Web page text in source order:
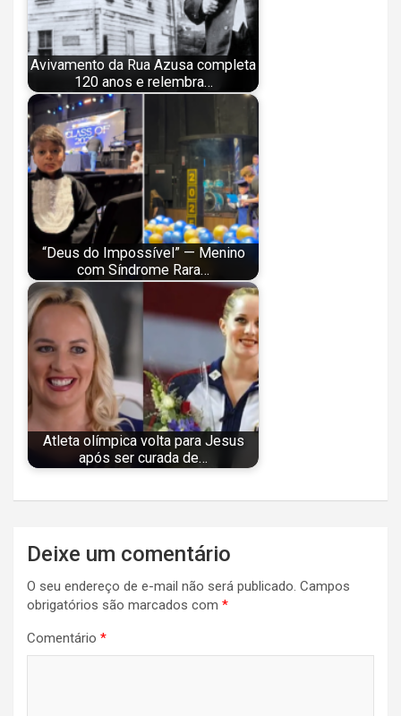
Avivamento da Rua Azusa completa
120 anos e relembra…
“Deus do Impossível” — Menino
com Síndrome Rara…
Atleta olímpica volta para Jesus
após ser curada de…
Navegação
de
Post
Deixe um comentário
O seu endereço de e-mail não será publicado. Campos
obrigatórios são marcados com *
Comentário *